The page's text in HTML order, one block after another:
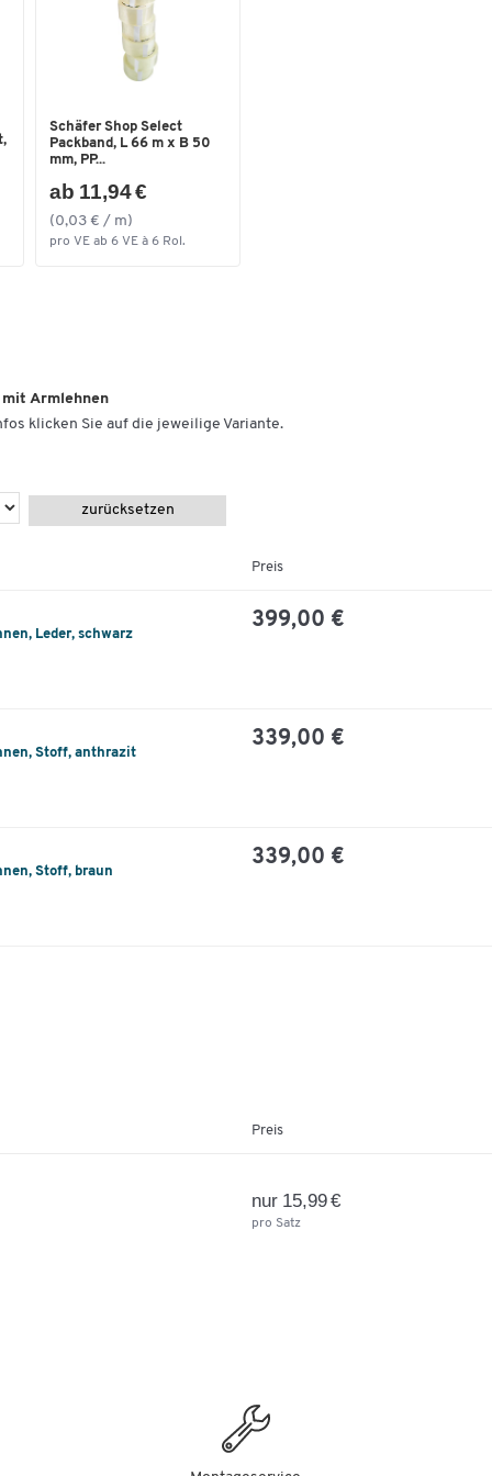
Weitere Details:
Empfohlene Sitzzeit: Bis 8 Stunden
Bis 110 kg belastbar
Qualität: Made in Germany
Sitzneigungsverstellung
Sitzschalenform
Sitztiefenverstellung
Übergröße
Verstellbarkeit Armlehnen
Sitzhöhe von [mm]
Schäfer Shop Select
Packband, L 66 m x B 50
mm, PP...
ab 11,94 €
(0,03 € / m)
pro VE ab 6 VE à 6 Rol.
Armlehnen
klicken Sie auf die jeweilige Variante.
zurücksetzen
Preis
Leder, schwarz
399,00 €
Stoff, anthrazit
339,00 €
Stoff, braun
339,00 €
Preis
nur 15,99 €
pro Satz